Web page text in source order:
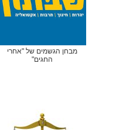
מבחן הגשמים של "אחרי
החגים"